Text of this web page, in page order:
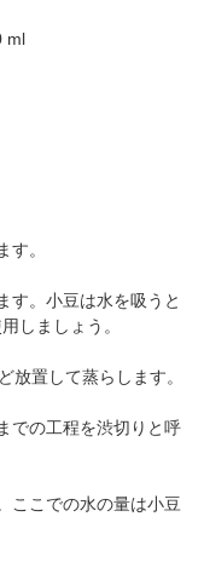
ml
。
す。小豆は水を吸うと
しましょう。
放置して蒸らします。
での工程を渋切りと呼
ここでの水の量は小豆